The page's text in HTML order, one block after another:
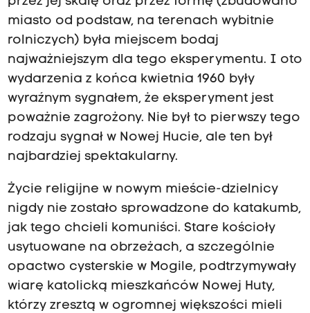
miasto od podstaw, na terenach wybitnie
rolniczych) była miejscem bodaj
najważniejszym dla tego eksperymentu. I oto
wydarzenia z końca kwietnia 1960 były
wyraźnym sygnałem, że eksperyment jest
poważnie zagrożony. Nie był to pierwszy tego
rodzaju sygnał w Nowej Hucie, ale ten był
najbardziej spektakularny.
Życie religijne w nowym mieście-dzielnicy
nigdy nie zostało sprowadzone do katakumb,
jak tego chcieli komuniści. Stare kościoły
usytuowane na obrzeżach, a szczególnie
opactwo cysterskie w Mogile, podtrzymywały
wiarę katolicką mieszkańców Nowej Huty,
którzy zresztą w ogromnej większości mieli